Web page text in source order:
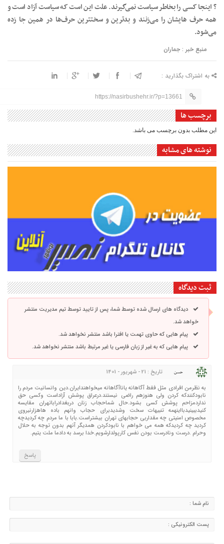
? اینجا کسی را بخاطر سیاست نمی‌گیرند. علت این است که سیاست آزاد است و
همه حرف هایشان را می‌زنند و بدترین و سختترین حرف‌ها در همین جا زده
می‌شود.
منبع خبر : جماران
به اشتراک بگذارید :
https://nasirbushehr.ir/?p=13661
برچسب ها
این مطلب بدون برچسب می باشد.
نوشته های مشابه
ثبت دیدگاه
دیدگاه های ارسال شده توسط شما، پس از تایید توسط تیم مدیریت منتشر
خواهد شد.
پیام هایی که حاوی تهمت یا افترا باشد منتشر نخواهد شد.
پیام هایی که به غیر از زبان فارسی یا غیر مرتبط باشد منتشر نخواهد شد.
حسن
تاریخ : 21 - شهریور - 1401
به نظرمن افرادی مثل فقط آگاهانه یاناآگاهانه میخواهندایران.دین وانسانیت مردم را
نابودکنندکه کردن ولی هنوزهم راضی نیستند.درعراق پوشش آزاداست وکسی حق
نداردمزاحم پوشش کسی بشود.حال شماحجاب زنان دربغدادراباتهران مقایسه
کنیدببینیدبااینهمه تنبیهات سخت وشدیدبرای حجاب وانهم باده هاهزارنیروی
مخصوص امنیتی چه مقداربی حجابهای تهران بیشتراست.بابا با ما مردم چه کردیدچه
کردید چه کردیدکه همه می خواهم با نابودکردن همدیگر آنهم بدون توجه به حلال
وحرام .درست ونادرست بودن نفس کارپولدارشویم.خدا برسد به دادما ملت یتیم.
پاسخ